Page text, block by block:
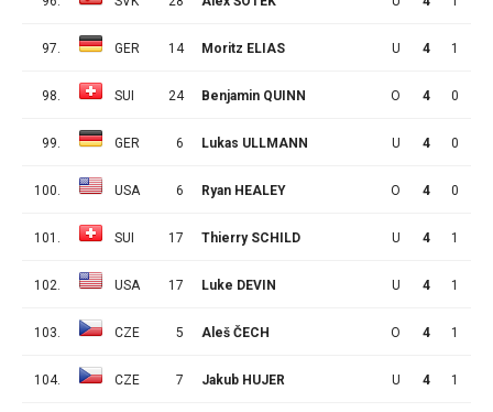
97. GER 14 Moritz ELIAS U 4 1
98. SUI 24 Benjamin QUINN O 4 0
99. GER 6 Lukas ULLMANN U 4 0
100. USA 6 Ryan HEALEY O 4 0
101. SUI 17 Thierry SCHILD U 4 1
102. USA 17 Luke DEVIN U 4 1
103. CZE 5 Aleš ČECH O 4 1
104. CZE 7 Jakub HUJER U 4 1